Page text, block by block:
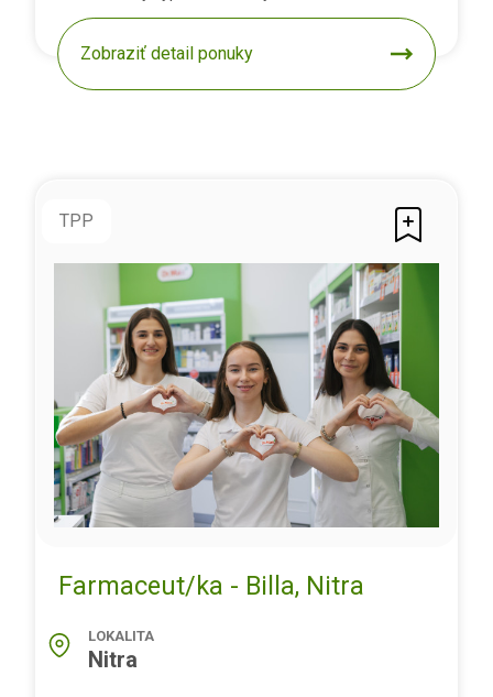
Zobraziť detail ponuky
TPP
Farmaceut/ka - Billa, Nitra
LOKALITA
Nitra